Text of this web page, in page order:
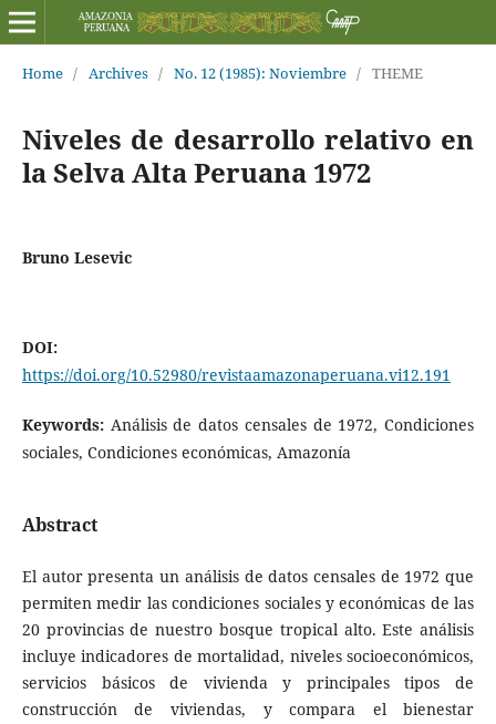
Home / Archives / No. 12 (1985): Noviembre / THEME
Niveles de desarrollo relativo en
la Selva Alta Peruana 1972
Bruno Lesevic
DOI:
https://doi.org/10.52980/revistaamazonaperuana.vi12.191
Keywords: Análisis de datos censales de 1972, Condiciones
sociales, Condiciones económicas, Amazonía
Abstract
El autor presenta un análisis de datos censales de 1972 que
permiten medir las condiciones sociales y económicas de las
20 provincias de nuestro bosque tropical alto. Este análisis
incluye indicadores de mortalidad, niveles socioeconómicos,
servicios básicos de vivienda y principales tipos de
construcción de viviendas, y compara el bienestar